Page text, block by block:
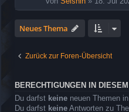
Neues Thema
Zurück zur Foren-Übersicht
BERECHTIGUNGEN IN
Du darfst keine neuen Themen
Du darfst keine Antworten zu